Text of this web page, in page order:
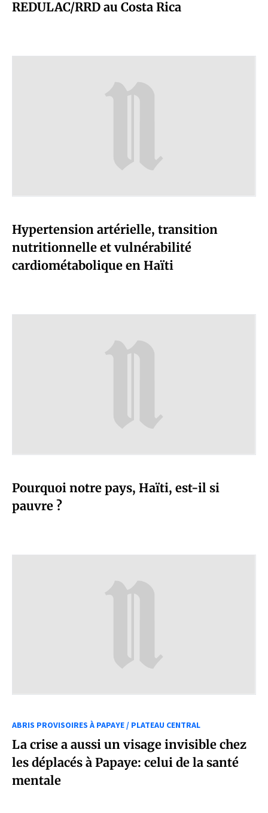
REDULAC/RRD au Costa Rica
Hypertension artérielle, transition
nutritionnelle et vulnérabilité
cardiométabolique en Haïti
Pourquoi notre pays, Haïti, est-il si
pauvre ?
ABRIS PROVISOIRES À PAPAYE / PLATEAU CENTRAL
La crise a aussi un visage invisible chez
les déplacés à Papaye: celui de la santé
mentale